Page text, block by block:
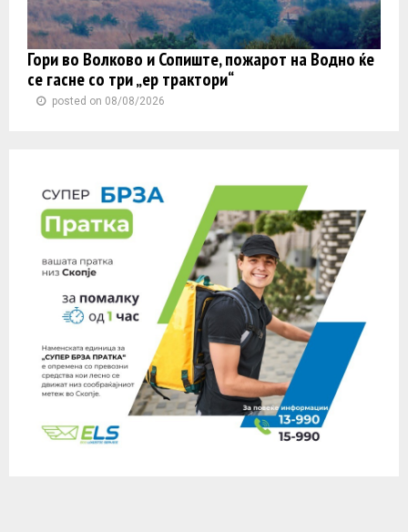
Гори во Волково и Сопиште, пожарот на Водно ќе
се гасне со три „ер трактори“
posted on 08/08/2026